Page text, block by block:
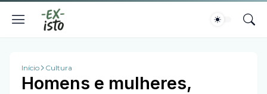
Início Cultura
Homens e mulheres,